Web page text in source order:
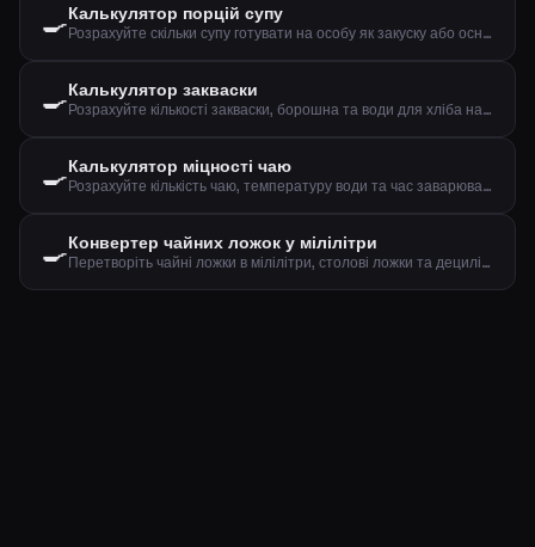
🍳Калькулятор порцій супу
Розрахуйте скільки супу готувати на особу як закуску або основну страву
🍳Калькулятор закваски
Розрахуйте кількості закваски, борошна та води для хліба на заквасці
🍳Калькулятор міцності чаю
Розрахуйте кількість чаю, температуру води та час заварювання за типом та кількістю чашок
🍳Конвертер чайних ложок у мілілітри
Перетворіть чайні ложки в мілілітри, столові ложки та децилітри